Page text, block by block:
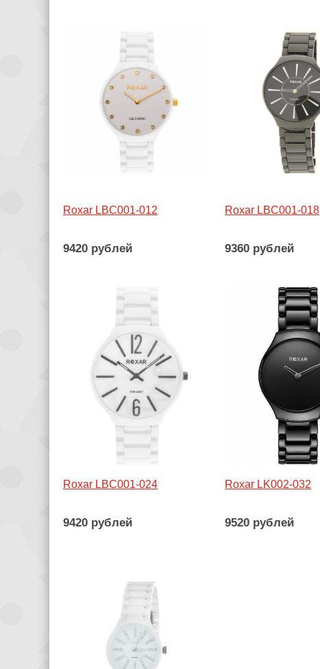
Roxar LBC001-012
9420 рублей
Roxar LBC001-018
9360 рублей
Roxar LBC001-024
9420 рублей
Roxar LK002-032
9520 рублей